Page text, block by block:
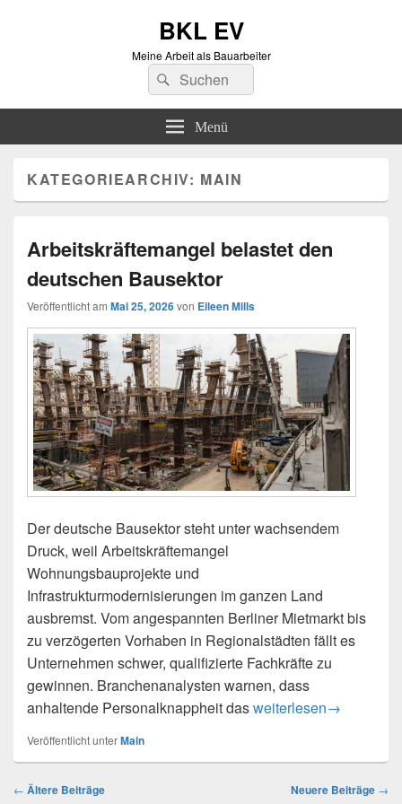
BKL EV
Meine Arbeit als Bauarbeiter
Suchen
nach:
Suchen
Menü
KATEGORIEARCHIV: MAIN
Arbeitskräftemangel belastet den
deutschen Bausektor
Veröffentlicht am Mai 25, 2026von Eileen Mills
Der deutsche Bausektor steht unter wachsendem
Druck, weil Arbeitskräftemangel
Wohnungsbauprojekte und
Infrastrukturmodernisierungen im ganzen Land
ausbremst. Vom angespannten Berliner Mietmarkt bis
zu verzögerten Vorhaben in Regionalstädten fällt es
Unternehmen schwer, qualifizierte Fachkräfte zu
gewinnen. Branchenanalysten warnen, dass
anhaltende Personalknappheit dasArbeitskräftemangel
weiterlesen→
Veröffentlicht unterMain
Beitragsnavigation
← Ältere Beiträge Neuere Beiträge →